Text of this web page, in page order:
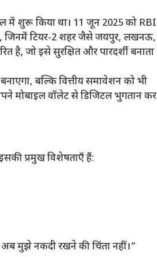
में शुरू किया था। 11 जून 2025 को RBI
जिनमें टियर-2 शहर जैसे जयपुर, लखनऊ,
है, जो इसे सुरक्षित और पारदर्शी बनाता
बल्कि वित्तीय समावेशन को भी
मोबाइल वॉलेट से डिजिटल भुगतान कर
प्रमुख विशेषताएँ हैं:
मुझे नकदी रखने की चिंता नहीं।”